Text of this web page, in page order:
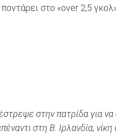
στο «over 2,5
στην πατρίδα για
στη Β. Ιρλανδία,